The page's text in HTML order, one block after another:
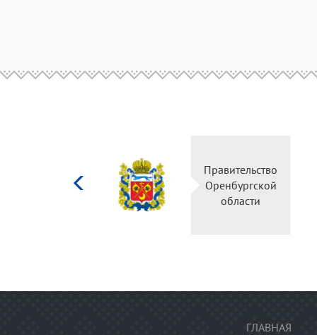
Министерство
культуры
Российской
федерации
ГЛАВНАЯ